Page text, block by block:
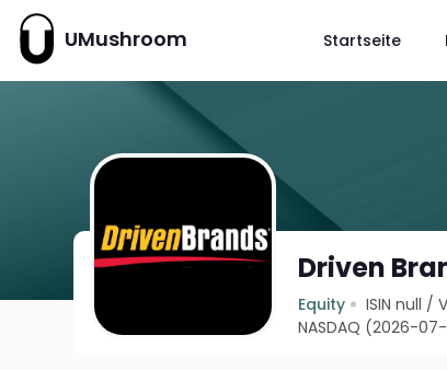
UMushroom Startseite
Driven
Equity ISIN null /
NASDAQ (2026-